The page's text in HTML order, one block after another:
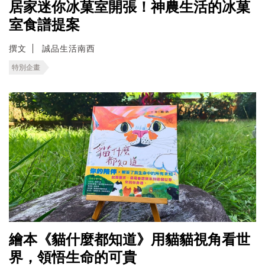
居家迷你冰菓室開張！神農生活的冰菓
室食譜提案
撰文 誠品生活南西
特別企畫
繪本《貓什麼都知道》用貓貓視角看世
界，領悟生命的可貴